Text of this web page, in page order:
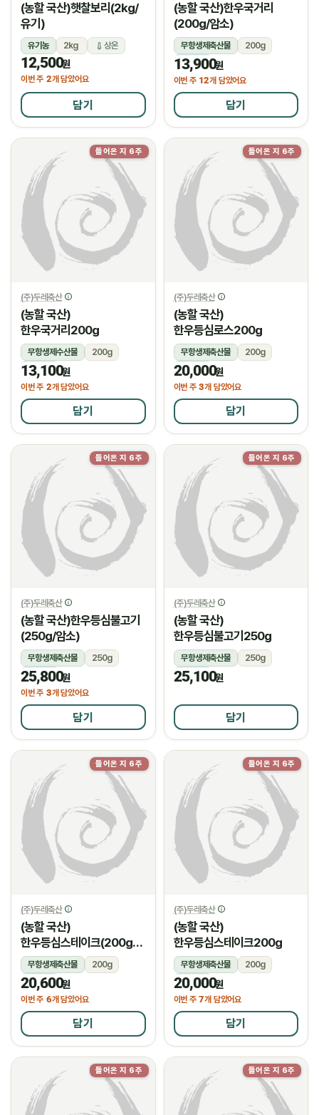
(농할 국산)햇찰보리(2kg/
유기)
유기농 2kg 상온
12,500원
이번 주 2개 담았어요
담기
(농할 국산)한우국거리
(200g/암소)
무항생제축산물
200g
냉장
13,900원
이번 주 12개 담았어요
담기
들어온 지 6주
(주)두레축산
(농할 국산)
한우국거리200g
무항생제수산물
200g
냉장
13,100원
이번 주 2개 담았어요
담기
들어온 지 6주
(주)두레축산
(농할 국산)
한우등심로스200g
무항생제축산물
200g
냉장
20,000원
이번 주 3개 담았어요
담기
들어온 지 6주
(주)두레축산
(농할 국산)한우등심불고기
(250g/암소)
무항생제축산물
250g
냉장
25,800원
이번 주 3개 담았어요
담기
들어온 지 6주
(주)두레축산
(농할 국산)
한우등심불고기250g
무항생제축산물
250g
냉장
25,100원
담기
들어온 지 6주
(주)두레축산
(농할 국산)
한우등심스테이크(200g/
암소)
무항생제축산물
200g
냉장
20,600원
이번 주 6개 담았어요
담기
들어온 지 6주
(주)두레축산
(농할 국산)
한우등심스테이크200g
무항생제축산물
200g
냉장
20,000원
이번 주 7개 담았어요
담기
들어온 지 6주 들어온 지 6주